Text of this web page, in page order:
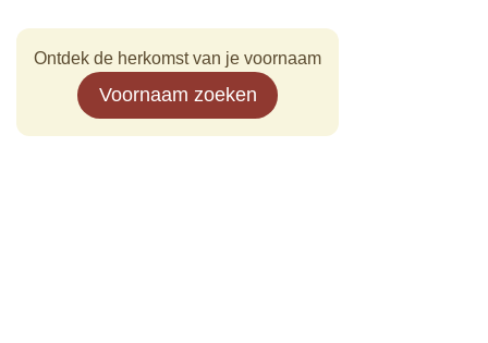
Ontdek de herkomst van je voornaam
Voornaam zoeken